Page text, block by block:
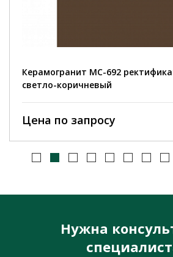
Керамогранит MC-692
светло-коричневый
Цена по запросу
Нужна